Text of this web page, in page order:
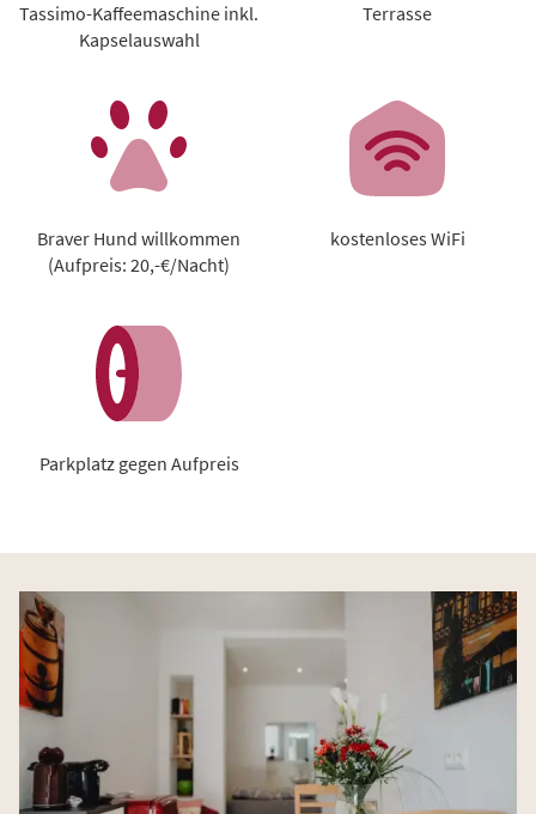
Tassimo-Kaffeemaschine inkl.
Kapselauswahl
Terrasse
Braver Hund willkommen
(Aufpreis: 20,-€/Nacht)
kostenloses WiFi
Parkplatz gegen Aufpreis